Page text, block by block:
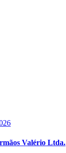
Valério Ltda.